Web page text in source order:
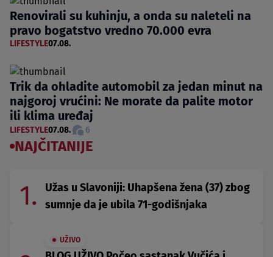
Renovirali su kuhinju, a onda su naleteli na
pravo bogatstvo vredno 70.000 evra
LIFESTYLE07.08.
Trik da ohladite automobil za jedan minut na
najgoroj vrućini: Ne morate da palite motor
ili klima uređaj
LIFESTYLE07.08. 6
NAJČITANIJE
1.
Užas u Slavoniji: Uhapšena žena (37) zbog
sumnje da je ubila 71-godišnjaka
UŽIVO